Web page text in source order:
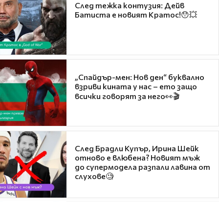
След тежка контузия: Дейв
Батиста е новият Кратос!😯💥
„Спайдър-мен: Нов ден“ буквално
взриви кината у нас – ето защо
всички говорят за него👀🎬
След Брадли Купър, Ирина Шейк
отново е влюбена? Новият мъж
до супермодела разпали лавина от
слухове🧐